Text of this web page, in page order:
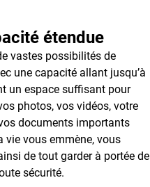
étendue
vastes possibilités de
une capacité allant jusqu’à
un espace suffisant pour
photos, vos vidéos, votre
documents importants
vie vous emmène, vous
de tout garder à portée de
sécurité.